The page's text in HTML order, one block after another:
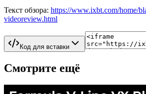
Текст обзора: https://www.ixbt.com/home/
videoreview.html
Код для вставки
Смотрите ещё